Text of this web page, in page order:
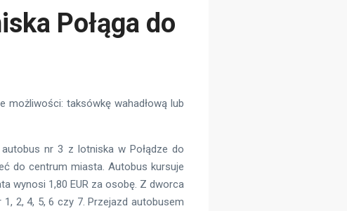
Połąga do
możliwości: taksówkę wahadłową lub
nr 3 z lotniska w Połądze do
do centrum miasta. Autobus kursuje
wynosi 1,80 EUR za osobę. Z dworca
2, 4, 5, 6 czy 7. Przejazd autobusem